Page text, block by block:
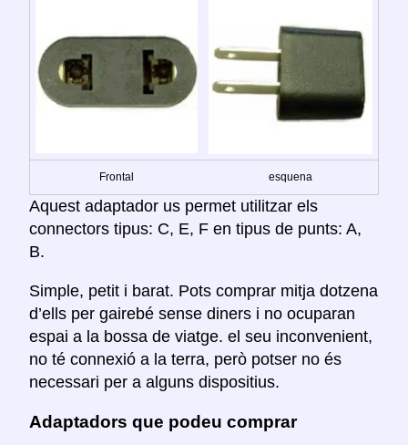
Frontal esquena
Aquest adaptador us permet utilitzar els
connectors tipus: C, E, F en tipus de punts: A,
B.
Simple, petit i barat. Pots comprar mitja dotzena
d’ells per gairebé sense diners i no ocuparan
espai a la bossa de viatge. el seu inconvenient,
no té connexió a la terra, però potser no és
necessari per a alguns dispositius.
Adaptadors que podeu comprar